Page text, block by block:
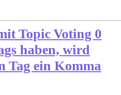
Topic Voting 0
haben, wird
Tag ein Komma